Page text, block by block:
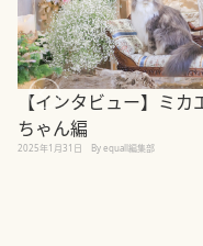
【インタビュー】ミカ
ちゃん編
2025年1月31日 By equall編集部